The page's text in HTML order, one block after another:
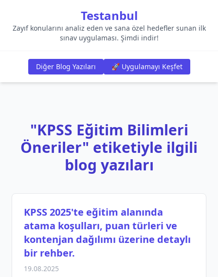
Testanbul
Zayıf konularını analiz eden ve sana özel hedefler sunan ilk
sınav uygulaması. Şimdi indir!
Diğer Blog Yazıları 🚀 Uygulamayı Keşfet
"KPSS Eğitim Bilimleri
Öneriler" etiketiyle ilgili
blog yazıları
KPSS 2025'te eğitim alanında
atama koşulları, puan türleri ve
kontenjan dağılımı üzerine detaylı
bir rehber.
19.08.2025